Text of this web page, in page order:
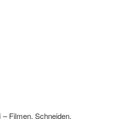
Filmen, Schneiden,